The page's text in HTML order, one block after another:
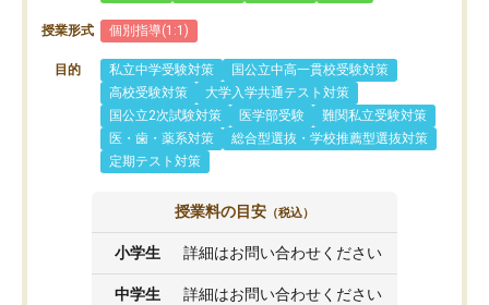
授業形式 個別指導(1:1)
目的 私立中学受験対策
国公立中高一貫校受験対策
高校受験対策
大学入学共通テスト対策
国公立2次試験対策
医学部受験
難関私立受験対策
医・歯・薬系対策
総合型選抜・学校推薦型選抜対策
定期テスト対策
授業料の目安 （税込）
小学生 詳細はお問い合わせください
中学生 詳細はお問い合わせください